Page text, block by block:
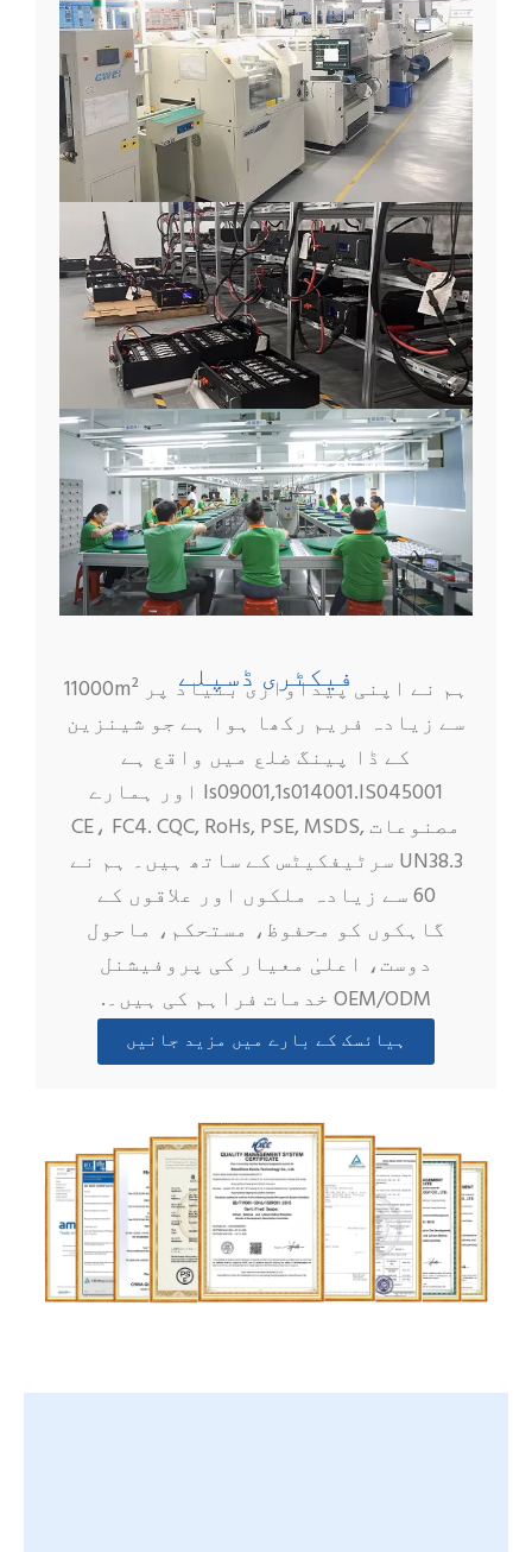
فیکٹری ڈسپلے
ہم نے اپنی پیداواری بنیاد پر 11000m²
سے زیادہ فریم رکھا ہوا ہے جو شینزین
کے ڈا پینگ ضلع میں واقع ہے
ls09001,1s014001.IS045001 اور ہمارے
مصنوعات CE، FC4. CQC, RoHs, PSE, MSDS,
UN38.3 سرٹیفکیٹس کے ساتھ ہیں۔ ہم نے
60 سے زیادہ ملکوں اور علاقوں کے
گاہکوں کو محفوظ، مستحکم، ماحول
دوست، اعلیٰ معیار کی پروفیشنل
OEM/ODM خدمات فراہم کی ہیں۔.
ہیائسک کے بارے میں مزید جانیں